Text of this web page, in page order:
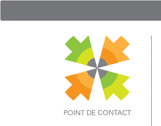
POINT DE CONTACT